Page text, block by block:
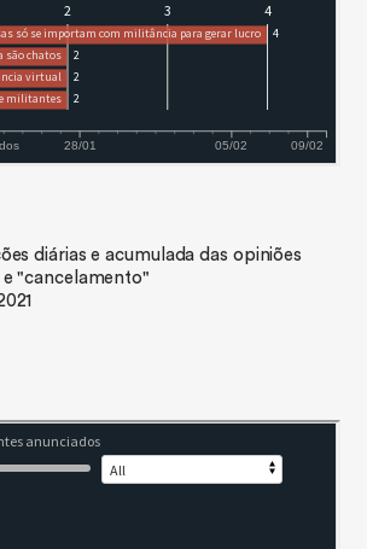
diárias e acumulada das opiniões
"cancelamento"